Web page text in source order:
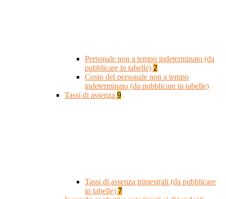
Personale non a tempo indeterminato (da
pubblicare in tabelle) 2
Costo del personale non a tempo
indeterminato (da pubblicare in tabelle)
Tassi di assenza 9
Tassi di assenza trimestrali (da pubblicare
in tabelle) 7